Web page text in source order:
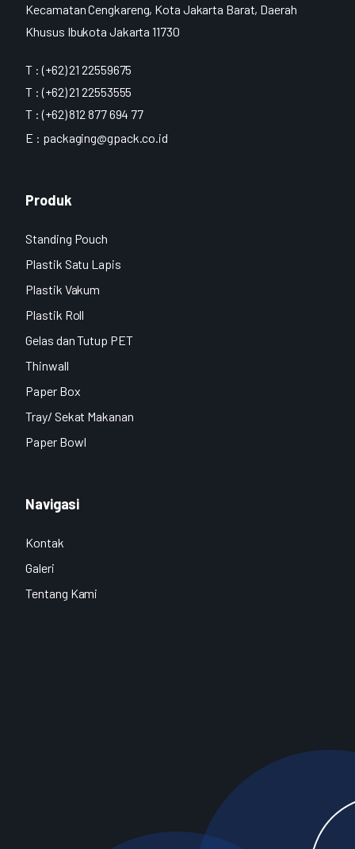
Kecamatan Cengkareng, Kota Jakarta Barat, Daerah
Khusus Ibukota Jakarta 11730
T : (+62) 21 22559675
T : (+62) 21 22553555
T : (+62) 812 877 694 77
E : packaging@gpack.co.id
Produk
Standing Pouch
Plastik Satu Lapis
Plastik Vakum
Plastik Roll
Gelas dan Tutup PET
Thinwall
Paper Box
Tray/ Sekat Makanan
Paper Bowl
Navigasi
Kontak
Galeri
Tentang Kami